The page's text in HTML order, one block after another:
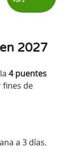
2027
4 puentes
fines de
a 3 días.